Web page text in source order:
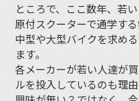
ところで、ここ数年、若
原付スクーターで通学す
中型や大型バイクを求め
ます。
各メーカーが若い人達が
ルを投入しているのも理